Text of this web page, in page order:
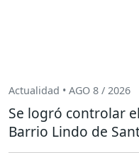
Actualidad • AGO 8 / 2026
Se logró controlar
Barrio Lindo de